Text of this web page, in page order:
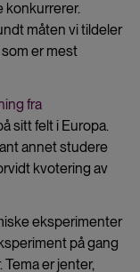
konkurrerer.
måten vi tildeler
er mest
fra
sitt felt i Europa.
annet studere
kvotering av
eksperimenter
på gang
er jenter,